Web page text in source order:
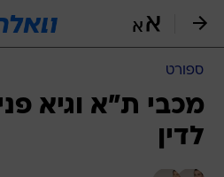
ספורט
מכבי ת"א וגיא
לדין